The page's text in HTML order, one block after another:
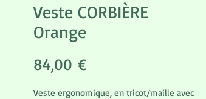
Veste CORBIÈRE
Orange
84,00 €
Veste ergonomique, en tricot/maille avec